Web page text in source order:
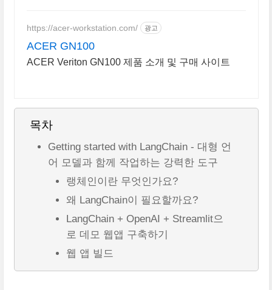
https://acer-workstation.com/ 광고
ACER GN100
ACER Veriton GN100 제품 소개 및 구매 사이트
목차
Getting started with LangChain - 대형 언
어 모델과 함께 작업하는 강력한 도구
랭체인이란 무엇인가요?
왜 LangChain이 필요할까요?
LangChain + OpenAI + Streamlit으
로 데모 웹앱 구축하기
웹 앱 빌드